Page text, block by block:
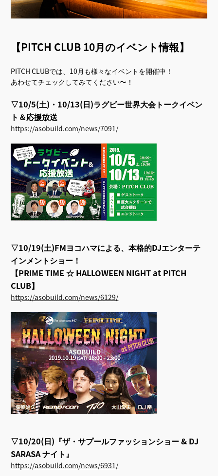
【PITCH CLUB 10月のイベント情報】
PITCH CLUBでは、10月も様々なイベントを開催中！
あわせてチェックしてみてください〜！
▽10/5(土)・10/13(日)ラグビー世界大会トークイベン
ト＆応援放送
https://asobuild.com/news/7091/
▽10/19(土)FMヨコハマによる、本格的DJエンターテ
インメントショー！
【PRIME TIME ☆ HALLOWEEN NIGHT at PITCH
CLUB】
https://asobuild.com/news/6129/
▽10/20(日)『ザ・サプールファッションショー & DJ
SARASA ナイト』
https://asobuild.com/news/6931/